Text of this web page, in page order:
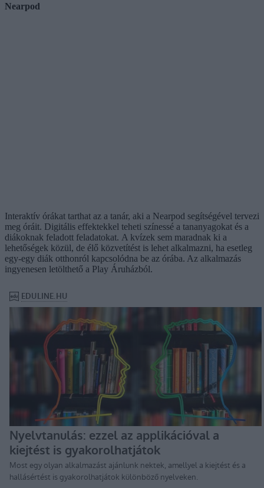
Nearpod
Interaktív órákat tarthat az a tanár, aki a Nearpod segítségével tervezi
meg óráit. Digitális effektekkel teheti színessé a tananyagokat és a
diákoknak feladott feladatokat. A kvízek sem maradnak ki a
lehetőségek közül, de élő közvetítést is lehet alkalmazni, ha esetleg
egy-egy diák otthonról kapcsolódna be az órába. Az alkalmazás
ingyenesen letölthető a Play Áruházból.